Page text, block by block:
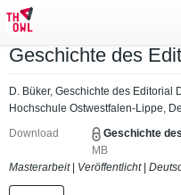
Geschichte des
D. Büker, Geschichte des Editorial
Hochschule Ostwestfalen-Lippe,
Download Geschichte
MB
Masterarbeit| Veröffentlicht|